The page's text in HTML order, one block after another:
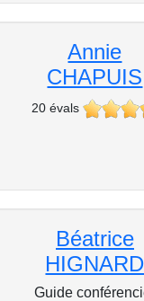
Annie
CHAPUIS
20 évals
Béatrice
HIGNARD
Guide